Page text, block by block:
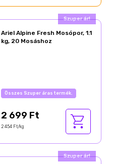
Ajándék akció!
Ariel Alpine Fresh Mosópor, 1.1
kg, 20 Mosáshoz
Az akció részletei
2 699 Ft
2 454 Ft/kg
Ajándék akció!